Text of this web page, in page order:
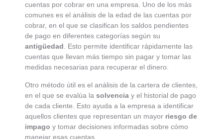
cuentas por cobrar en una empresa. Uno de los más
comunes es el análisis de la edad de las cuentas por
cobrar, en el que se clasifican los saldos pendientes
de pago en diferentes categorías según su
antigüedad . Esto permite identificar rápidamente las
cuentas que llevan más tiempo sin pagar y tomar las
medidas necesarias para recuperar el dinero.
Otro método útil es el análisis de la cartera de clientes,
en el que se evalúa la solvencia y el historial de pago
de cada cliente. Esto ayuda a la empresa a identificar
aquellos clientes que representan un mayor riesgo de
impago y tomar decisiones informadas sobre cómo
manejar esas cuentas.